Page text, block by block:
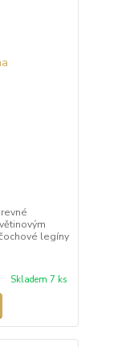
legíny
Skladem 7 ks